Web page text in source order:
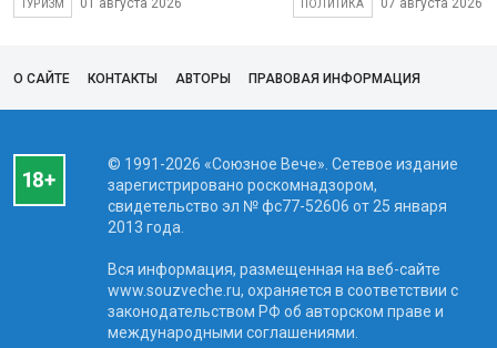
ТУРИЗМ 01 августа 2026 ПОЛИТИКА 07 августа 2026
О САЙТЕ КОНТАКТЫ АВТОРЫ ПРАВОВАЯ ИНФОРМАЦИЯ
© 1991-2026 «Союзное Вече». Сетевое издание
зарегистрировано роскомнадзором,
свидетельство эл № фc77-52606 от 25 января
2013 года.
Вся информация, размещенная на веб-сайте
www.souzveche.ru, охраняется в соответствии с
законодательством РФ об авторском праве и
международными соглашениями.